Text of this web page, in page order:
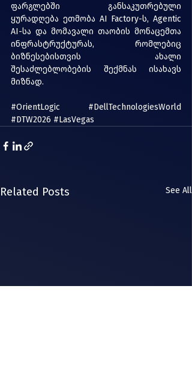
ფარგლებში განსაკუთრებული
ყურადღება ეთმობა AI Factory-ს, Agentic
AI-სა და მომავალი თაობის მონაცემთა
ინფრასტრუქტურას, რომლებიც
ბიზნესებისთვის ახალი
შესაძლებლობების შექმნას ისახავს
მიზნად.
#OrientLogic
#DellTechnologiesWorld
#DTW2026 #LasVegas
Related Posts See All